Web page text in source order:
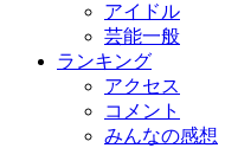
アイドル
芸能一般
ランキング
アクセス
コメント
みんなの感想